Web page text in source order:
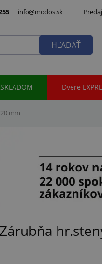
info@modos.sk |
HĽADAŤ
Dvere
mm